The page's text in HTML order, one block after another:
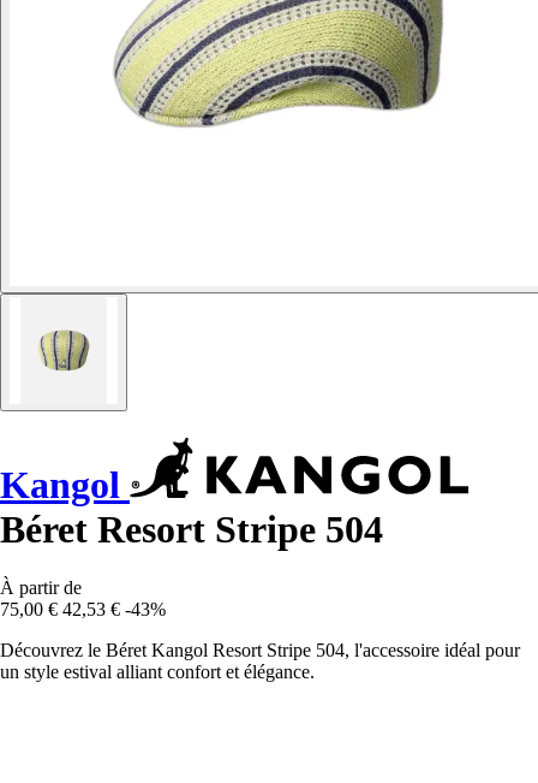
Kangol
Béret Resort Stripe 504
À partir de
75,00 € 42,53 € -43%
Découvrez le Béret Kangol Resort Stripe 504, l'accessoire idéal pour
un style estival alliant confort et élégance.